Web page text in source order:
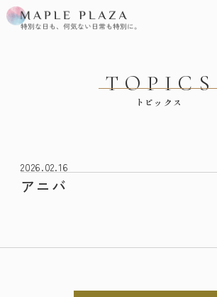
トピックス
TOPICS
アニバ
2026.02.16